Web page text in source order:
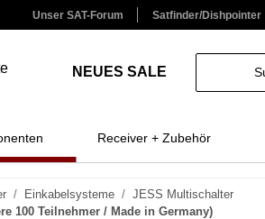
Unser SAT-Forum Satfinder/Dishpointer
NEUES SALE
Receiver + Zubehör
Einkabelsysteme
JESS Multischalter
100 Teilnehmer / Made in Germany)